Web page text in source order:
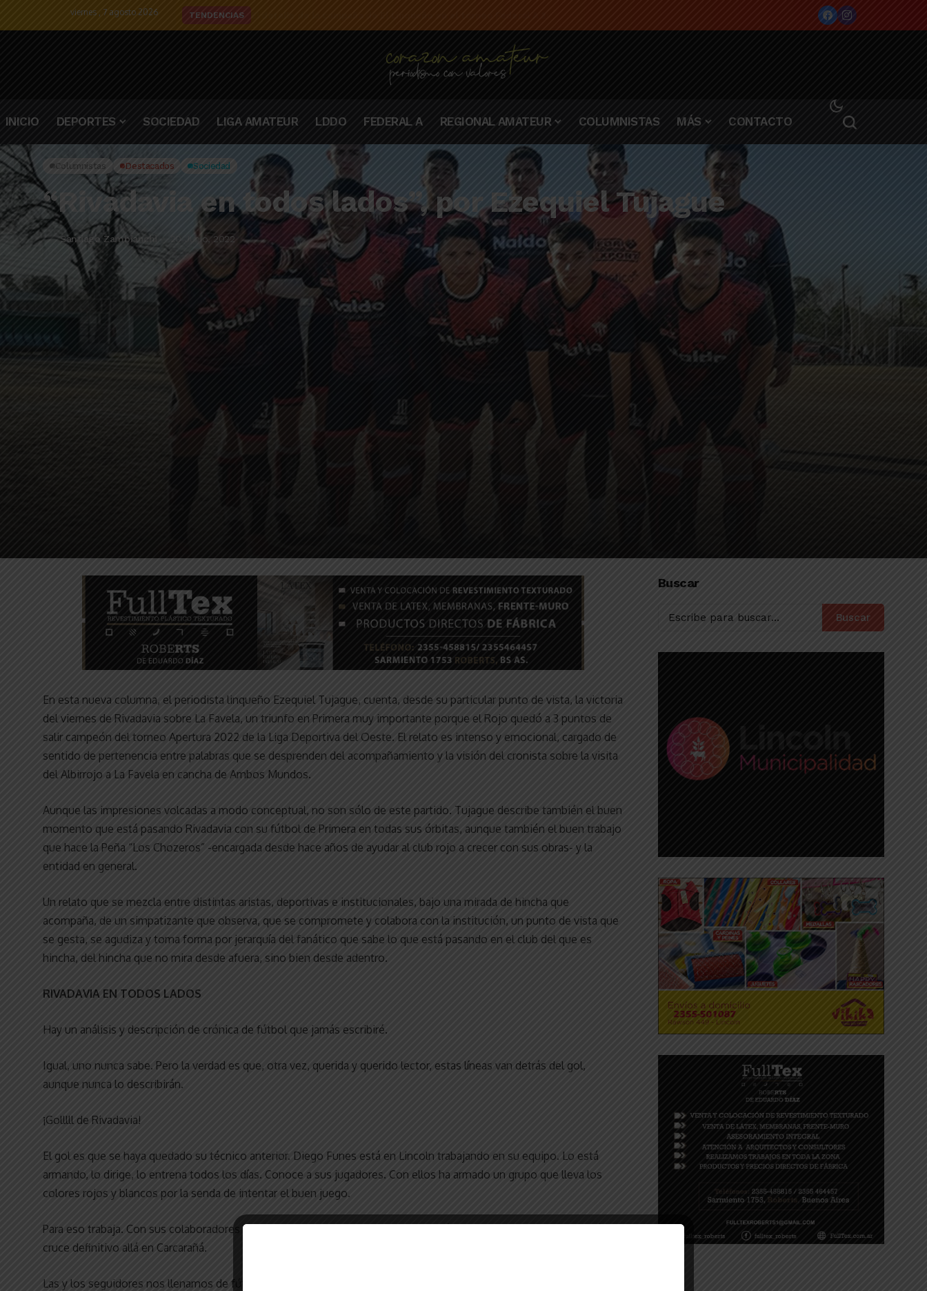
viernes , 7 agosto 2026 TENDENCIAS
INICIO DEPORTES SOCIEDAD LIGA AMATEUR LDDO FEDERAL A REGIONAL AMATEUR COLUMNISTAS MÁS CONTACTO
Columnistas Destacados Sociedad
“Rivadavia en todos lados”, por Ezequiel Tujague
Santiago Zambianchi 20 Junio, 2022
En esta nueva columna, el periodista linqueño Ezequiel Tujague, cuenta, desde su particular punto de vista, la victoria
del viernes de Rivadavia sobre La Favela, un triunfo en Primera muy importante porque el Rojo quedó a 3 puntos de
salir campeón del torneo Apertura 2022 de la Liga Deportiva del Oeste. El relato es intenso y emocional, cargado de
sentido de pertenencia entre palabras que se desprenden del acompañamiento y la visión del cronista sobre la visita
del Albirrojo a La Favela en cancha de Ambos Mundos.
Aunque las impresiones volcadas a modo conceptual, no son sólo de este partido. Tujague describe también el buen
momento que está pasando Rivadavia con su fútbol de Primera en todas sus órbitas, aunque también el buen trabajo
que hace la Peña “Los Chozeros” -encargada desde hace años de ayudar al club rojo a crecer con sus obras- y la
entidad en general.
Un relato que se mezcla entre distintas aristas, deportivas e institucionales, bajo una mirada de hincha que
acompaña, de un simpatizante que observa, que se compromete y colabora con la institución, un punto de vista que
se gesta, se agudiza y toma forma por jerarquía del fanático que sabe lo que está pasando en el club del que es
hincha, del hincha que no mira desde afuera, sino bien desde adentro.
RIVADAVIA EN TODOS LADOS
Hay un análisis y descripción de crónica de fútbol que jamás escribiré.
Igual, uno nunca sabe. Pero la verdad es que, otra vez, querida y querido lector, estas líneas van detrás del gol,
aunque nunca lo describirán.
¡Golllll de Rivadavia!
El gol es que se haya quedado su técnico anterior. Diego Funes está en Lincoln trabajando en su equipo. Lo está
armando, lo dirige, lo entrena todos los días. Conoce a sus jugadores. Con ellos ha armado un grupo que lleva los
colores rojos y blancos por la senda de intentar el buen juego.
Para eso trabaja. Con sus colaboradores y profes, todo un equipo que protagonizó el torneo anterior donde llegó al
cruce definitivo allá en Carcarañá.
Las y los seguidores nos llenamos de fútbol local todo el verano.
Buscar
Buscar